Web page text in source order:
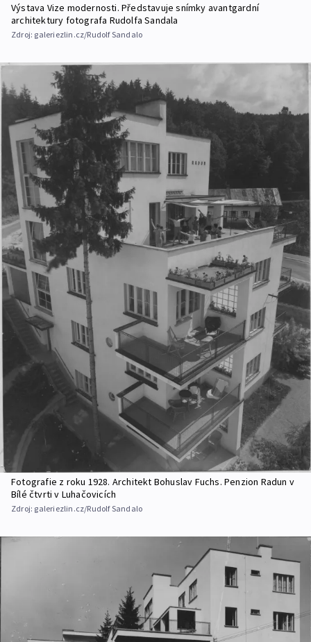
Výstava Vize modernosti. Představuje snímky avantgardní
architektury fotografa Rudolfa Sandala
Zdroj: galeriezlin.cz/Rudolf Sandalo
Fotografie z roku 1928. Architekt Bohuslav Fuchs. Penzion Radun v
Bílé čtvrti v Luhačovicích
Zdroj: galeriezlin.cz/Rudolf Sandalo